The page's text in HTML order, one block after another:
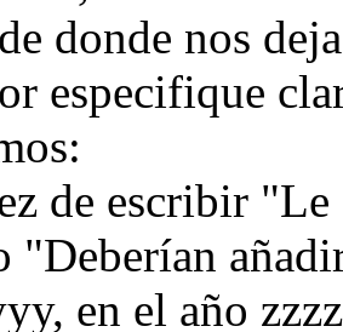
donde nos
especifique
de escribir
"Deberían
en el año